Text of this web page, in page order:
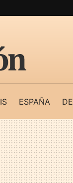
ESPAÑA